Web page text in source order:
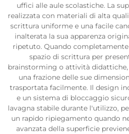
uffici alle aule scolastiche. La
realizzata con materiali di alta
scrittura uniforme e una facile
inalterata la sua apparenza
ripetuto. Quando
spazio di scrittura per
brainstorming o attività
una frazione delle sue
trasportata facilmente. Il design
e un sistema di bloccaggio
lavagna stabile durante l'utilizzo,
un rapido ripiegamento quando
avanzata della superficie